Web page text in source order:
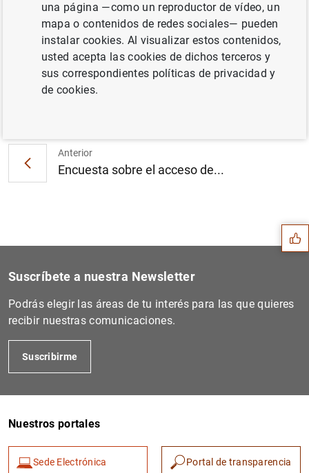
la zona del euro: sexto período de
mantenimiento de 2021 (1MB)
Anterior
Encuesta sobre el acceso de...
Sugerencias
Suscríbete a nuestra Newsletter
Podrás elegir las áreas de tu interés para las que quieres
recibir nuestras comunicaciones.
Suscribirme
Nuestros portales
Sede Electrónica Portal de transparencia
una página —como un reproductor de vídeo, un
mapa o contenidos de redes sociales— pueden
instalar cookies. Al visualizar estos contenidos,
usted acepta las cookies de dichos terceros y
sus correspondientes políticas de privacidad y
de cookies.